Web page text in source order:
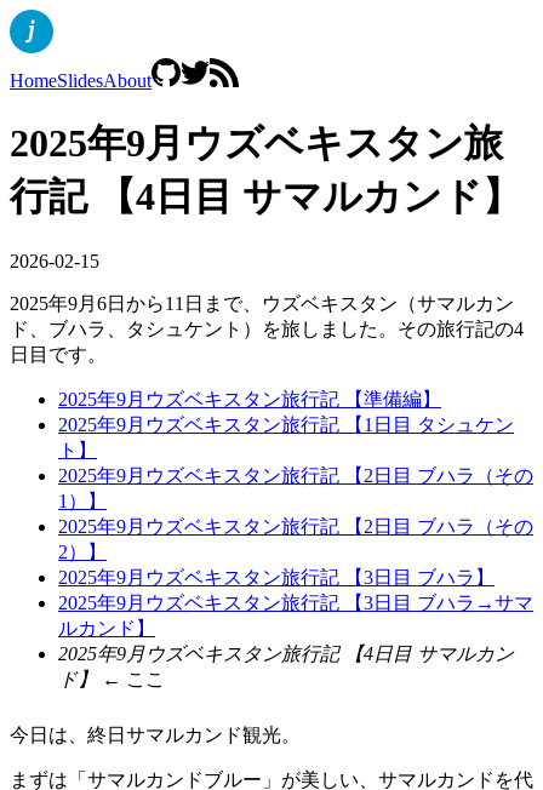
HomeSlidesAbout
2025年9月ウズベキスタン旅
行記 【4日目 サマルカンド】
2026-02-15
2025年9月6日から11日まで、ウズベキスタン（サマルカン
ド、ブハラ、タシュケント）を旅しました。その旅行記の4
日目です。
2025年9月ウズベキスタン旅行記 【準備編】
2025年9月ウズベキスタン旅行記 【1日目 タシュケン
ト】
2025年9月ウズベキスタン旅行記 【2日目 ブハラ（その
1）】
2025年9月ウズベキスタン旅行記 【2日目 ブハラ（その
2）】
2025年9月ウズベキスタン旅行記 【3日目 ブハラ】
2025年9月ウズベキスタン旅行記 【3日目 ブハラ→サマ
ルカンド】
2025年9月ウズベキスタン旅行記 【4日目 サマルカン
ド】
← ここ
今日は、終日サマルカンド観光。
まずは「サマルカンドブルー」が美しい、サマルカンドを代